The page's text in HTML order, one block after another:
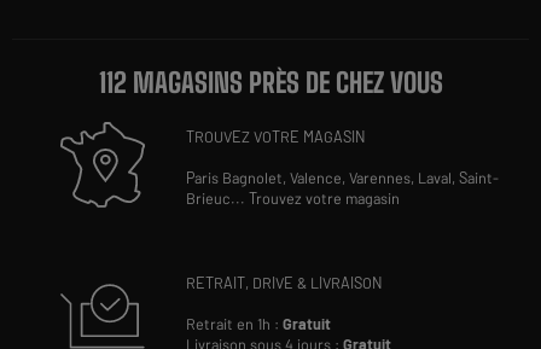
112 MAGASINS PRÈS DE CHEZ VOUS
TROUVEZ VOTRE MAGASIN
Paris Bagnolet,Valence,Varennes, Laval,Saint-
Brieuc...Trouvez votre magasin
RETRAIT, DRIVE & LIVRAISON
Retrait en 1h :Gratuit
Livraison sous 4 jours :Gratuit